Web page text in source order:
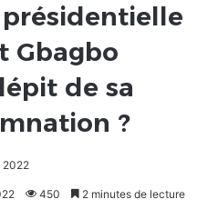
présidentielle
Gbagbo
de sa
?
2022
450 2 minutes de lecture